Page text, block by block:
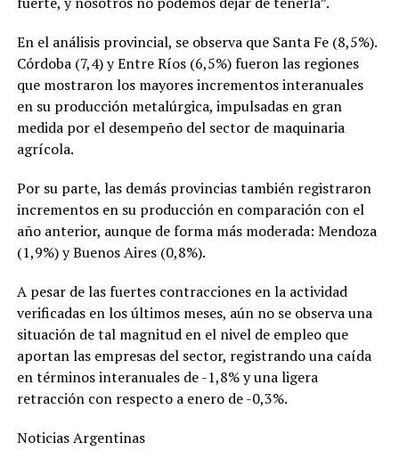
En el análisis provincial, se observa que Santa Fe (8,5%).
Córdoba (7,4) y Entre Ríos (6,5%) fueron las regiones
que mostraron los mayores incrementos interanuales
en su producción metalúrgica, impulsadas en gran
medida por el desempeño del sector de maquinaria
agrícola.
Por su parte, las demás provincias también registraron
incrementos en su producción en comparación con el
año anterior, aunque de forma más moderada: Mendoza
(1,9%) y Buenos Aires (0,8%).
A pesar de las fuertes contracciones en la actividad
verificadas en los últimos meses, aún no se observa una
situación de tal magnitud en el nivel de empleo que
aportan las empresas del sector, registrando una caída
en términos interanuales de -1,8% y una ligera
retracción con respecto a enero de -0,3%.
Noticias Argentinas